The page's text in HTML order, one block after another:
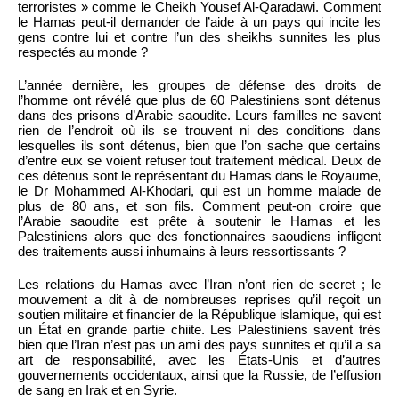
terroristes » comme le Cheikh Yousef Al-Qaradawi. Comment
le Hamas peut-il demander de l’aide à un pays qui incite les
gens contre lui et contre l’un des sheikhs sunnites les plus
respectés au monde ?
L’année dernière, les groupes de défense des droits de
l’homme ont révélé que plus de 60 Palestiniens sont détenus
dans des prisons d’Arabie saoudite. Leurs familles ne savent
rien de l’endroit où ils se trouvent ni des conditions dans
lesquelles ils sont détenus, bien que l’on sache que certains
d’entre eux se voient refuser tout traitement médical. Deux de
ces détenus sont le représentant du Hamas dans le Royaume,
le Dr Mohammed Al-Khodari, qui est un homme malade de
plus de 80 ans, et son fils. Comment peut-on croire que
l’Arabie saoudite est prête à soutenir le Hamas et les
Palestiniens alors que des fonctionnaires saoudiens infligent
des traitements aussi inhumains à leurs ressortissants ?
Les relations du Hamas avec l’Iran n’ont rien de secret ; le
mouvement a dit à de nombreuses reprises qu’il reçoit un
soutien militaire et financier de la République islamique, qui est
un État en grande partie chiite. Les Palestiniens savent très
bien que l’Iran n’est pas un ami des pays sunnites et qu’il a sa
art de responsabilité, avec les États-Unis et d’autres
gouvernements occidentaux, ainsi que la Russie, de l’effusion
de sang en Irak et en Syrie.